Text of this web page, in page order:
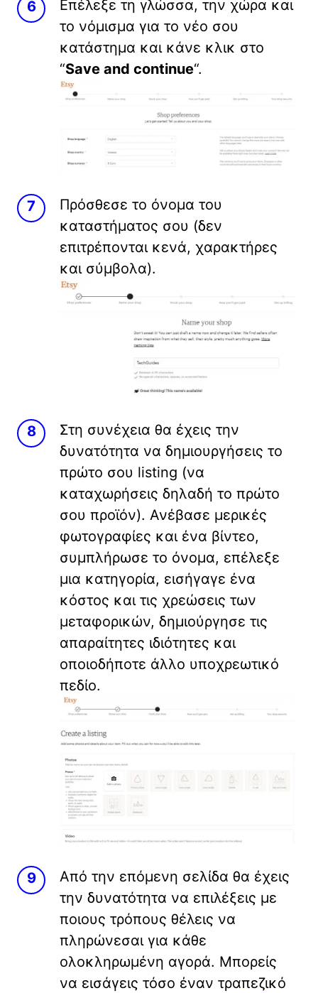
Επέλεξε τη γλώσσα, την χώρα και
το νόμισμα για το νέο σου
κατάστημα και κάνε κλικ στο
“Save and continue“.
Πρόσθεσε το όνομα του
καταστήματος σου (δεν
επιτρέπονται κενά, χαρακτήρες
και σύμβολα).
Στη συνέχεια θα έχεις την
δυνατότητα να δημιουργήσεις το
πρώτο σου listing (να
καταχωρήσεις δηλαδή το πρώτο
σου προϊόν). Ανέβασε μερικές
φωτογραφίες και ένα βίντεο,
συμπλήρωσε το όνομα, επέλεξε
μια κατηγορία, εισήγαγε ένα
κόστος και τις χρεώσεις των
μεταφορικών, δημιούργησε τις
απαραίτητες ιδιότητες και
οποιοδήποτε άλλο υποχρεωτικό
πεδίο.
Από την επόμενη σελίδα θα έχεις
την δυνατότητα να επιλέξεις με
ποιους τρόπους θέλεις να
πληρώνεσαι για κάθε
ολοκληρωμένη αγορά. Μπορείς
να εισάγεις τόσο έναν τραπεζικό